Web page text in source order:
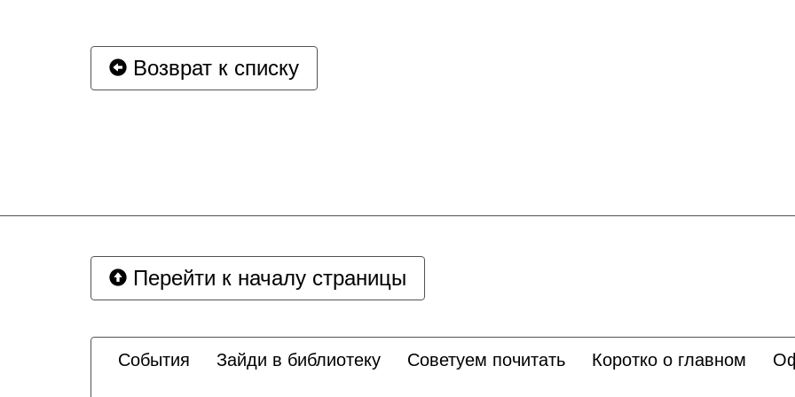
Возврат к списку
Перейти к началу страницы
События Зайди в библиотеку Советуем почитать Коротко о главном